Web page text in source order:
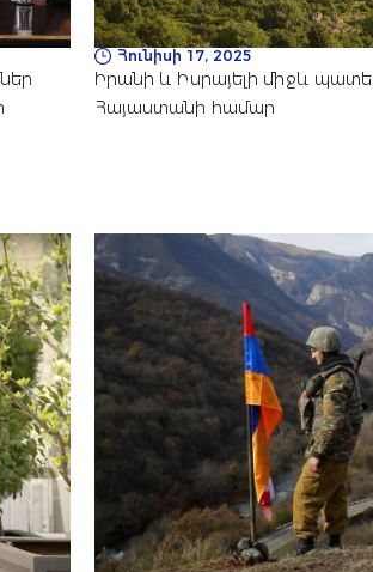
Հունիսի 17, 2025
Իրանի և Իսրայելի միջև
Հայաստանի համար